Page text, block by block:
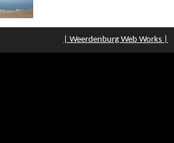
| Weerdenburg Web Works |